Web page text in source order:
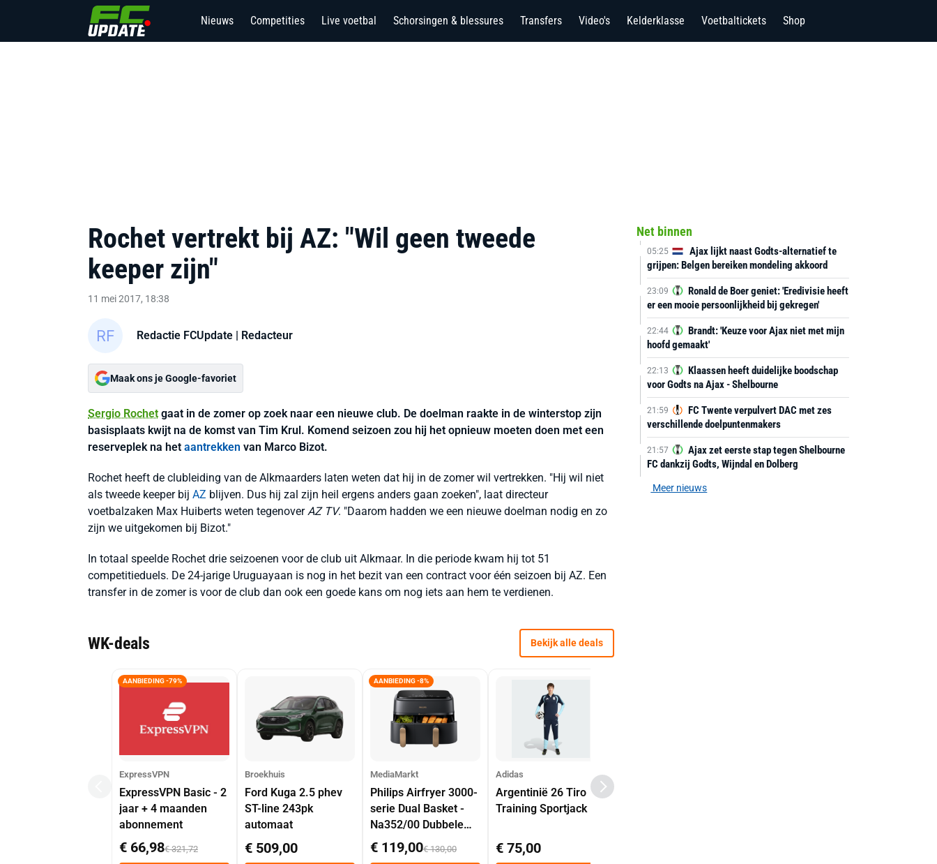
Nieuws Competities Live voetbal Schorsingen & blessures Transfers Video's Kelderklasse Voetbaltickets Shop
Rochet vertrekt bij AZ: "Wil geen tweede
keeper zijn"
11 mei 2017, 18:38
Redactie FCUpdate | Redacteur
Maak ons je Google-favoriet
Sergio Rochet gaat in de zomer op zoek naar een nieuwe club. De doelman raakte in de winterstop zijn
basisplaats kwijt na de komst van Tim Krul. Komend seizoen zou hij het opnieuw moeten doen met een
reserveplek na het aantrekken van Marco Bizot.
Rochet heeft de clubleiding van de Alkmaarders laten weten dat hij in de zomer wil vertrekken. "Hij wil niet
als tweede keeper bij AZ blijven. Dus hij zal zijn heil ergens anders gaan zoeken", laat directeur
voetbalzaken Max Huiberts weten tegenoverAZ TV. "Daarom hadden we een nieuwe doelman nodig en zo
zijn we uitgekomen bij Bizot."
In totaal speelde Rochet drie seizoenen voor de club uit Alkmaar. In die periode kwam hij tot 51
competitieduels. De 24-jarige Uruguayaan is nog in het bezit van een contract voor één seizoen bij AZ. Een
transfer in de zomer is voor de club dan ook een goede kans om nog iets aan hem te verdienen.
WK-deals Bekijk alle deals
AANBIEDING -79%
ExpressVPN
ExpressVPN Basic - 2
jaar + 4 maanden
abonnement
€ 66,98€ 321,72
Broekhuis
Ford Kuga 2.5 phev
ST-line 243pk
automaat
€ 509,00
AANBIEDING -8%
MediaMarkt
Philips Airfryer 3000-
serie Dual Basket -
Na352/00 Dubbele
Mand 9 L Tot 6
Personen
€ 119,00€ 130,00
Adidas
Argentinië 26 Tiro
Training Sportjack
€ 75,00
Net binnen
05:25
Ajax lijkt naast Godts-alternatief te
grijpen: Belgen bereiken mondeling akkoord
23:09
Ronald de Boer geniet: 'Eredivisie heeft
er een mooie persoonlijkheid bij gekregen'
22:44
Brandt: 'Keuze voor Ajax niet met mijn
hoofd gemaakt'
22:13
Klaassen heeft duidelijke boodschap
voor Godts na Ajax - Shelbourne
21:59
FC Twente verpulvert DAC met zes
verschillende doelpuntenmakers
21:57
Ajax zet eerste stap tegen Shelbourne
FC dankzij Godts, Wijndal en Dolberg
Meer nieuws